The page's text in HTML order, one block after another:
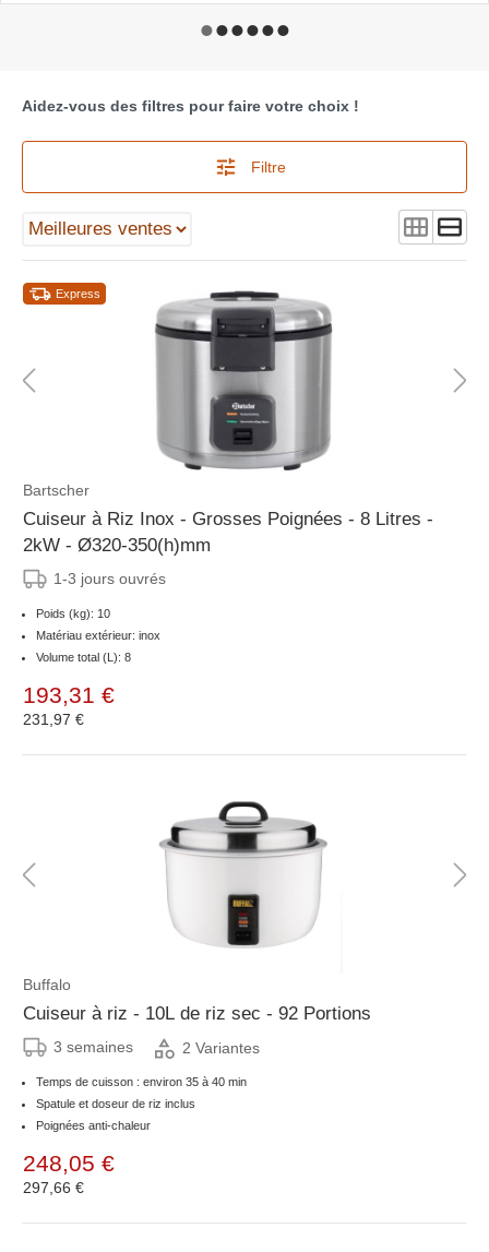
Aidez-vous des filtres pour faire votre choix !
Filtre
Express
Bartscher
Cuiseur à Riz Inox - Grosses Poignées - 8 Litres -
2kW - Ø320-350(h)mm
1-3 jours ouvrés
Poids (kg): 10
Matériau extérieur: inox
Volume total (L): 8
193,31 €
231,97 €
Buffalo
Cuiseur à riz - 10L de riz sec - 92 Portions
3 semaines 2 Variantes
Temps de cuisson : environ 35 à 40 min
Spatule et doseur de riz inclus
Poignées anti-chaleur
248,05 €
297,66 €